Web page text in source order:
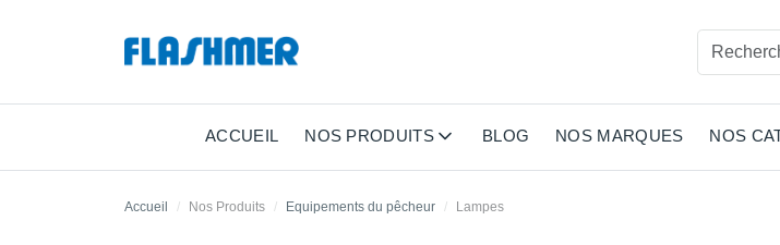
ACCUEIL NOS PRODUITS BLOG NOS MARQUES NOS
Accueil Nos Produits Equipements du pêcheur Lampes